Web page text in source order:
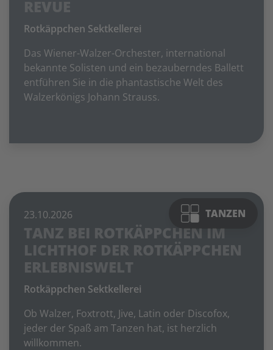
Rotkäppchen Sektkellerei
Das Wiener-Walzer-Orchester, international
bekannte Solisten und ein bezauberndes Ballett
entführen Sie in die phantastische Welt des
Walzerkönigs Johann Strauss.
TANZEN
23.10.2026
TANZ BEI ROTKÄPPCHEN IM
LICHTHOF DER ROTKÄPPCHEN
ERLEBNISWELT
Rotkäppchen Sektkellerei
Ob Walzer, Foxtrott, Jive, Latin oder Discofox,
jeder der Spaß am Tanzen hat, ist herzlich
willkommen.